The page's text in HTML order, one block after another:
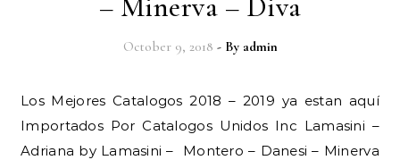
October 9, 2018 - By admin
Los Mejores Catalogos 2018 – 2019 ya estan aquí
Importados Por Catalogos Unidos Inc Lamasini –
Adriana by Lamasini – Montero – Danesi – Minerva